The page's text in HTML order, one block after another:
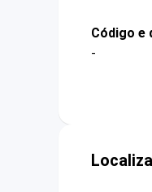
Código e
-